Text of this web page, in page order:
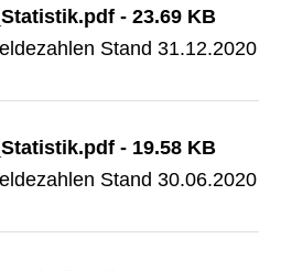
- 23.69 KB
Stand 31.12.2020
- 19.58 KB
Stand 30.06.2020